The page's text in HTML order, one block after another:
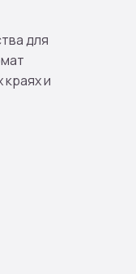
для
и